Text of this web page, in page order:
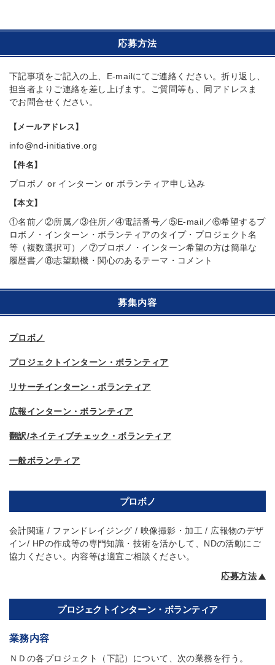
応募方法
下記事項をご記入の上、E-mailにてご連絡ください。折り返し、
担当者よりご連絡を差し上げます。ご質問等も、同アドレスま
でお問合せください。
【メールアドレス】
【件名】
プロボノ or インターン or ボランティア申し込み
【本文】
①名前／②所属／③住所／④電話番号／⑤E-mail／⑥希望するプ
ロボノ・インターン・ボランティアのタイプ・プロジェクト名
等（複数選択可）／⑦プロボノ・インターン希望の方は簡単な
履歴書／⑧志望動機・関心のあるテーマ・コメント
募集内容
プロボノ
プロジェクトインターン・ボランティア
リサーチインターン・ボランティア
広報インターン・ボランティア
翻訳/ネイティブチェック・ボランティア
一般ボランティア
プロボノ
応募方法
会計関連 / ファンドレイジング / 映像撮影・加工 / 広報物のデザ
イン/ HPの作成等の専門知識・技術を活かして、NDの活動にご
協力ください。内容等は適宜ご相談ください。
プロジェクトインターン・ボランティア
業務内容
ＮＤの各プロジェクト（下記）について、次の業務を行う。